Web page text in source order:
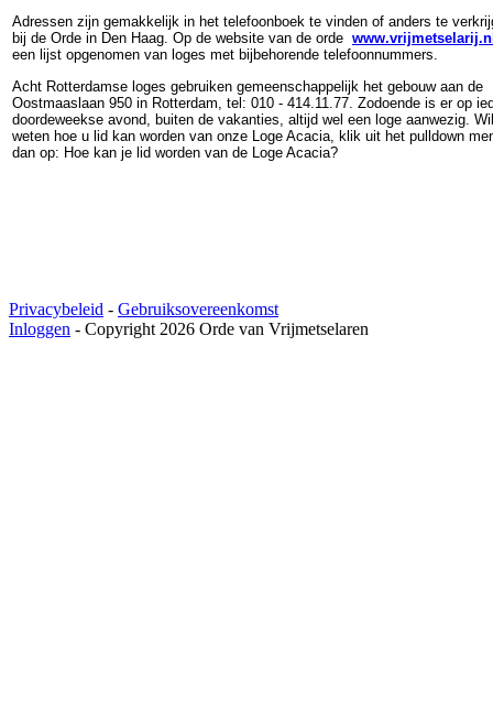
Adressen zijn gemakkelijk in het telefoonboek te vinden of anders te
bij de Orde in Den Haag. Op de website van de orde
een lijst opgenomen van loges met bijbehorende telefoonnummers.
Acht Rotterdamse loges gebruiken gemeenschappelijk het gebouw aan de
Oostmaaslaan 950 in Rotterdam, tel: 010 - 414.11.77. Zodoende is er op
doordeweekse avond, buiten de vakanties, altijd wel een loge aanwezig.
weten hoe u lid kan worden van onze Loge Acacia, klik uit het pulldown
dan op: Hoe kan je lid worden van de Loge Acacia?
Privacybeleid - Gebruiksovereenkomst
Inloggen - Copyright 2026 Orde van Vrijmetselaren